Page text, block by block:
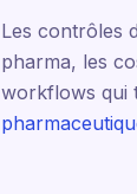
Les contrôles
pharma, les
workflows qui